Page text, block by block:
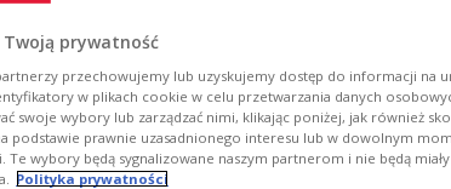
się czym zajmować tu, obok nas -
„Rzeczpospolitej"
pytany czy Polska mogłaby się
Twoją prywatność
przechowujemy lub uzyskujemy dostęp do informacji na
w plikach cookie w celu przetwarzania danych
swoje wybory lub zarządzać nimi, klikając poniżej, jak również
podstawie prawnie uzasadnionego interesu lub w dowolnym
Te wybory będą sygnalizowane naszym partnerom i nie będą miały
Polityka prywatności